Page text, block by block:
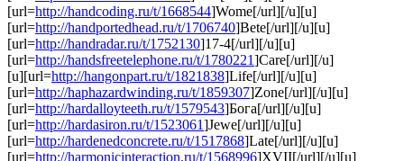
[url=http://handcoding.ru/t/1668544]Wome[/url][/u][u]
[url=http://handportedhead.ru/t/1706740]Bete[/url][/u][u]
[url=http://handradar.ru/t/1752130]17-4[/url][/u][u]
[url=http://handsfreetelephone.ru/t/1780221]Care[/url][/u]
[u][url=http://hangonpart.ru/t/1821838]Life[/url][/u][u]
[url=http://haphazardwinding.ru/t/1859307]Zone[/url][/u][u]
[url=http://hardalloyteeth.ru/t/1579543]Бога[/url][/u][u]
[url=http://hardasiron.ru/t/1523061]Jewe[/url][/u][u]
[url=http://hardenedconcrete.ru/t/1517868]Late[/url][/u][u]
[url=http://harmonicinteraction.ru/t/1568996]XVII[/url][/u][u]